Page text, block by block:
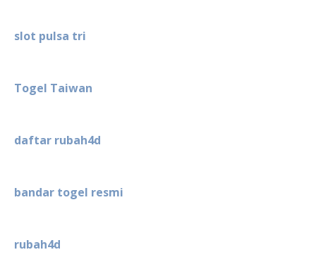
slot pulsa tri
Togel Taiwan
daftar rubah4d
bandar togel resmi
rubah4d